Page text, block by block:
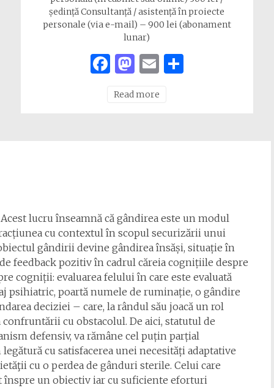
ședință Consultanță / asistență în proiecte
personale (via e-mail) – 900 lei (abonament
lunar)
Facebook
Mastodon
EmailShare
Read more
lucru înseamnă că gândirea este un modul
cu contextul în scopul securizării unui
gândirii devine gândirea însăși, situație în
feedback pozitiv în cadrul căreia cognițiile despre
cogniții: evaluarea felului în care este evaluată
psihiatric, poartă numele de ruminație, o gândire
deciziei – care, la rândul său joacă un rol
cu obstacolul. De aici, statutul de
defensiv, va rămâne cel puțin parțial
cu satisfacerea unei necesități adaptative
cu o perdea de gânduri sterile. Celui care
înspre un obiectiv iar cu suficiente eforturi